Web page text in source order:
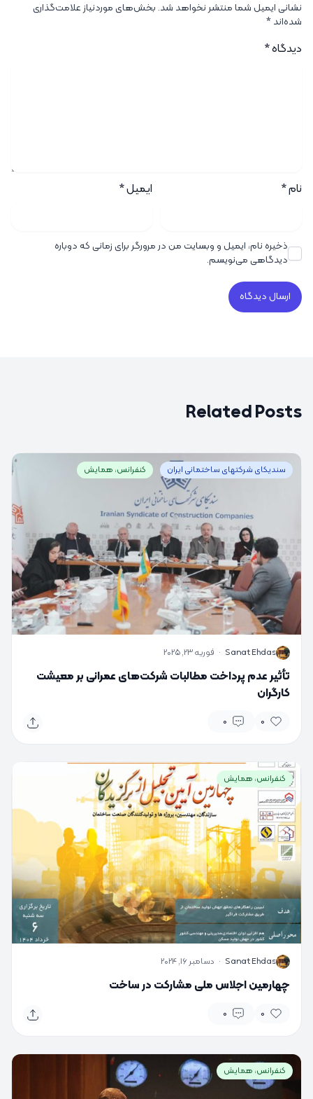
نشانی ایمیل شما منتشر نخواهد شد. بخش‌های موردنیاز علامت‌گذاری
شده‌اند*
دیدگاه*
نام* ایمیل*
ذخیره نام، ایمیل و وبسایت من در مرورگر برای زمانی که دوباره
دیدگاهی می‌نویسم.
Related Posts
سندیکای شرکتهای ساختمانی ایران کنفرانس، همایش
S
Sanat Ehdas
· فوریه 23, 2025
تأثیر عدم پرداخت مطالبات شرکت‌های عمرانی بر معیشت
کارگران
0
0
کنفرانس، همایش
S
Sanat Ehdas
· دسامبر 16, 2024
چهارمین اجلاس ملی مشارکت در ساخت
0
0
کنفرانس، همایش